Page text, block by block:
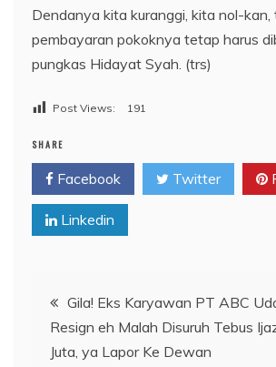
Dendanya kita kuranggi, kita nol-kan,
pembayaran pokoknya tetap harus
pungkas Hidayat Syah. (trs)
Post Views: 191
SHARE
Facebook Twitter
Linkedin
Navigasi
pos
Gila! Eks Karyawan PT ABC
Resign eh Malah Disuruh Tebus
Juta, ya Lapor Ke Dewan